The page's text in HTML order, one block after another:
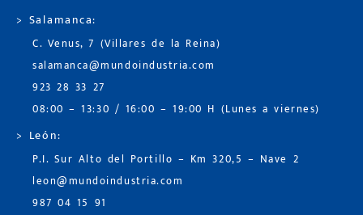
> Salamanca:
C. Venus, 7 (Villares de la Reina)
salamanca@mundoindustria.com
923 28 33 27
08:00 – 13:30 / 16:00 – 19:00 H (Lunes a viernes)
> León:
P.I. Sur Alto del Portillo – Km 320,5 – Nave 2
leon@mundoindustria.com
987 04 15 91